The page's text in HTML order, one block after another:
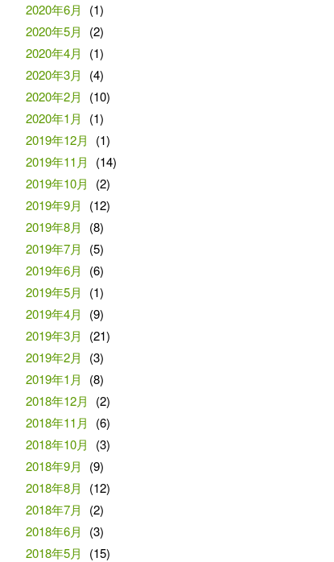
2020年6月
(1)
2020年5月
(2)
2020年4月
(1)
2020年3月
(4)
2020年2月
(10)
2020年1月
(1)
2019年12月
(1)
2019年11月
(14)
2019年10月
(2)
2019年9月
(12)
2019年8月
(8)
2019年7月
(5)
2019年6月
(6)
2019年5月
(1)
2019年4月
(9)
2019年3月
(21)
2019年2月
(3)
2019年1月
(8)
2018年12月
(2)
2018年11月
(6)
2018年10月
(3)
2018年9月
(9)
2018年8月
(12)
2018年7月
(2)
2018年6月
(3)
2018年5月
(15)